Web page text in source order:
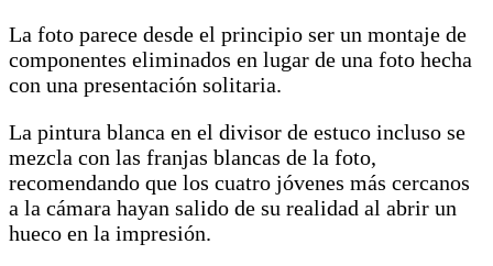
La foto parece desde el principio ser un montaje de
componentes eliminados en lugar de una foto hecha
con una presentación solitaria.
La pintura blanca en el divisor de estuco incluso se
mezcla con las franjas blancas de la foto,
recomendando que los cuatro jóvenes más cercanos
a la cámara hayan salido de su realidad al abrir un
hueco en la impresión.